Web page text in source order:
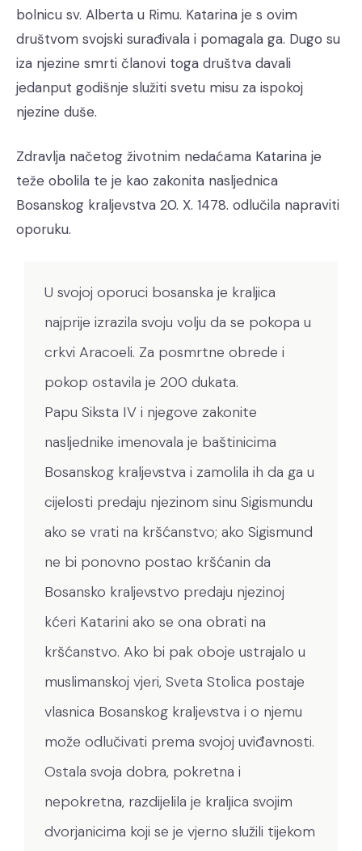
bolnicu sv. Alberta u Rimu. Katarina je s ovim
društvom svojski surađivala i pomagala ga. Dugo su
iza njezine smrti članovi toga društva davali
jedanput godišnje služiti svetu misu za ispokoj
njezine duše.
Zdravlja načetog životnim nedaćama Katarina je
teže obolila te je kao zakonita nasljednica
Bosanskog kraljevstva 20. X. 1478. odlučila napraviti
oporuku.
U svojoj oporuci bosanska je kraljica
najprije izrazila svoju volju da se pokopa u
crkvi Aracoeli. Za posmrtne obrede i
pokop ostavila je 200 dukata.
Papu Siksta IV i njegove zakonite
nasljednike imenovala je baštinicima
Bosanskog kraljevstva i zamolila ih da ga u
cijelosti predaju njezinom sinu Sigismundu
ako se vrati na kršćanstvo; ako Sigismund
ne bi ponovno postao kršćanin da
Bosansko kraljevstvo predaju njezinoj
kćeri Katarini ako se ona obrati na
kršćanstvo. Ako bi pak oboje ustrajalo u
muslimanskoj vjeri, Sveta Stolica postaje
vlasnica Bosanskog kraljevstva i o njemu
može odlučivati prema svojoj uviđavnosti.
Ostala svoja dobra, pokretna i
nepokretna, razdijelila je kraljica svojim
dvorjanicima koji se je vjerno služili tijekom